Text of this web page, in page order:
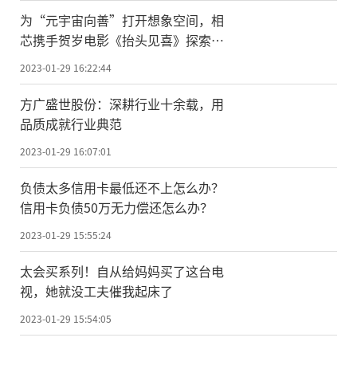
为“元宇宙向善”打开想象空间，相
芯携手贺岁电影《抬头见喜》探索虚
拟人应用新边界
2023-01-29 16:22:44
方广盛世股份：深耕行业十余载，用
品质成就行业典范
2023-01-29 16:07:01
负债太多信用卡最低还不上怎么办？
信用卡负债50万无力偿还怎么办？
2023-01-29 15:55:24
太会买系列！自从给妈妈买了这台电
视，她就没工夫催我起床了
2023-01-29 15:54:05